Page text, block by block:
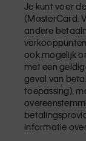
Je kunt voor
(MasterCard,
andere
ook mogelijk
met een
geval van
toepassing),
informatie